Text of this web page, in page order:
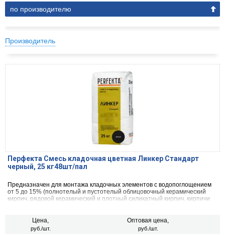
по производителю
Производитель
Перфекта Смесь кладочная цветная Линкер Стандарт
черный, 25 кг48шт/пал
Предназначен для монтажа кладочных элементов с водопоглощением
от 5 до 15% (полнотелый и пустотелый облицовочный керамический
кирпич, рядовой керамический и плотный силикатный кирпич, кирпичи
Цена,
руб./шт.
Оптовая цена,
руб./шт.